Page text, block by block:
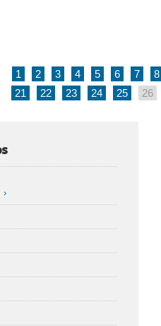
1 2 3 4 5 6 7
8
21
22 23 24 25 26